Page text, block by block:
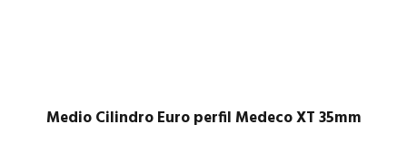
Medio Cilindro Euro perfil Medeco XT 35mm